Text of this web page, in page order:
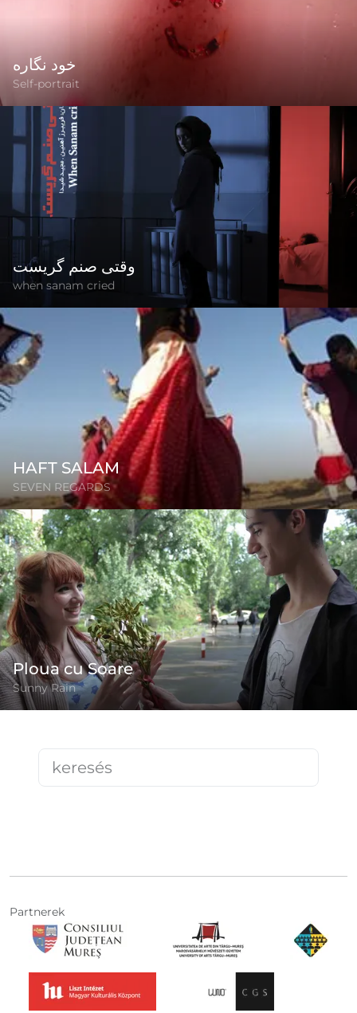
خود نگاره
Self-portrait
وقتی صنم گریست
when sanam cried
HAFT SALAM
SEVEN REGARDS
Ploua cu Soare
Sunny Rain
Partnerek